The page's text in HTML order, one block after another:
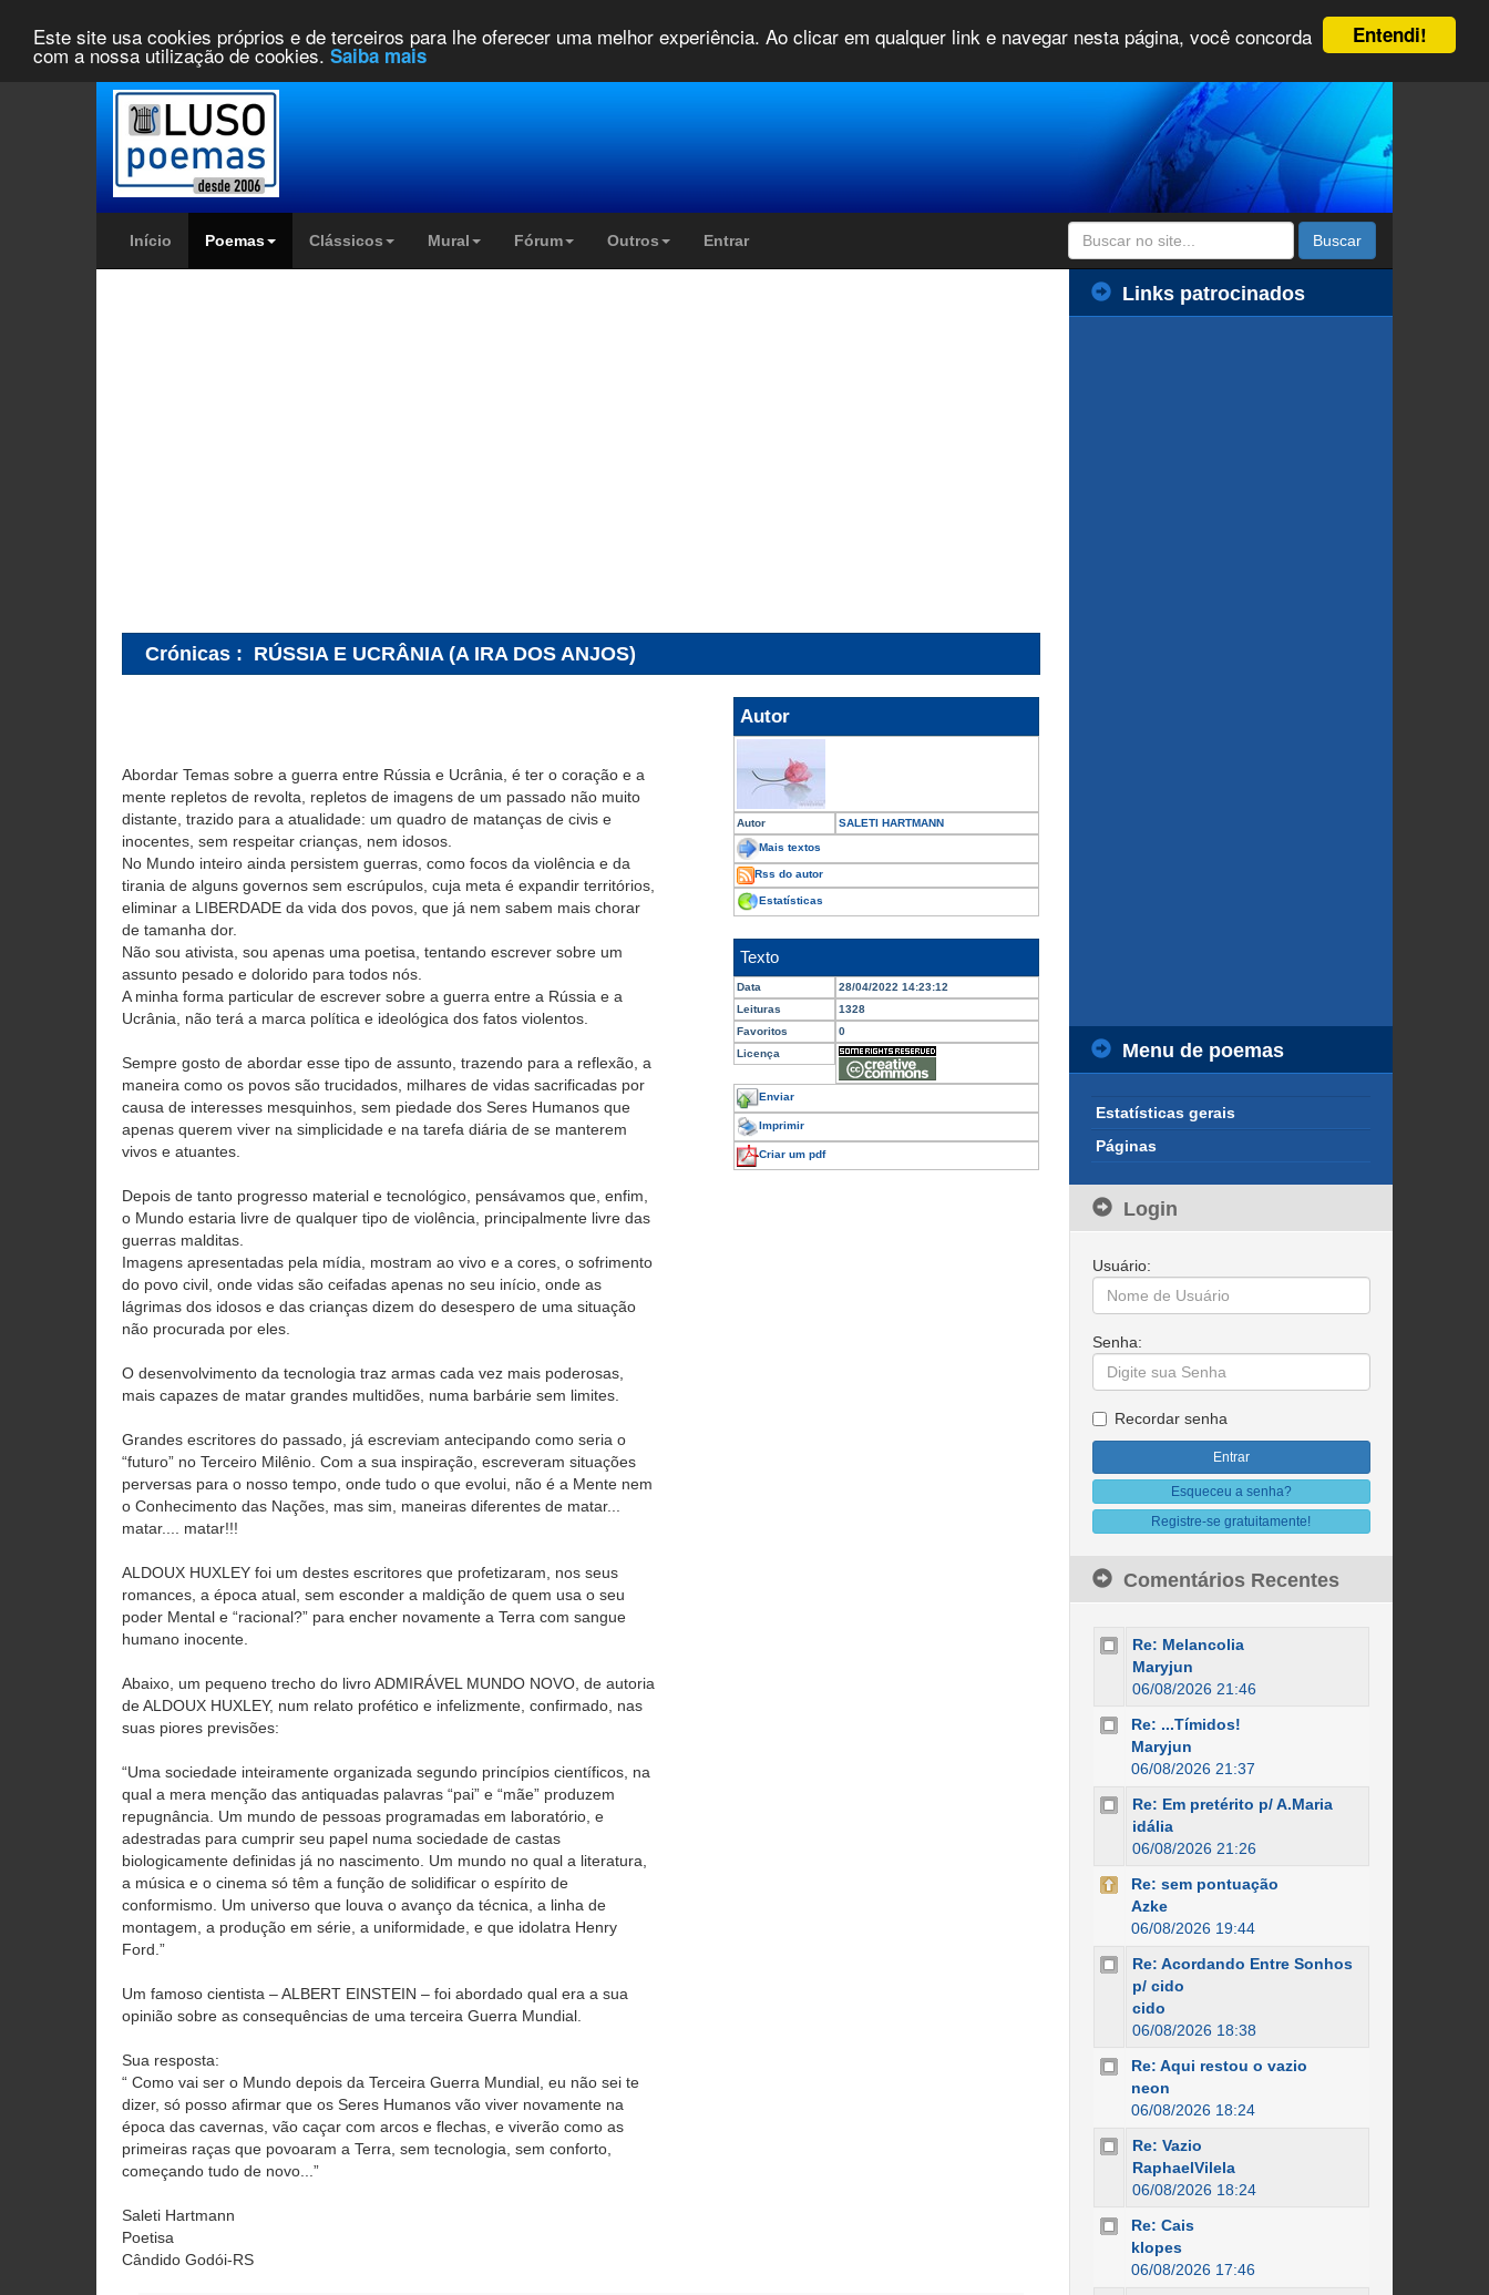
Entendi!
Este site usa cookies próprios e de terceiros para lhe oferecer uma melhor experiência. Ao clicar em qualquer link e navegar nesta página, você concorda
com a nossa utilização de cookies. Saiba mais
Início Poemas Clássicos Mural Fórum Outros Entrar Buscar
Crónicas : RÚSSIA E UCRÂNIA (A IRA DOS ANJOS)
Abordar Temas sobre a guerra entre Rússia e Ucrânia, é ter o coração e a
mente repletos de revolta, repletos de imagens de um passado não muito
distante, trazido para a atualidade: um quadro de matanças de civis e
inocentes, sem respeitar crianças, nem idosos.
No Mundo inteiro ainda persistem guerras, como focos da violência e da
tirania de alguns governos sem escrúpulos, cuja meta é expandir territórios,
eliminar a LIBERDADE da vida dos povos, que já nem sabem mais chorar
de tamanha dor.
Não sou ativista, sou apenas uma poetisa, tentando escrever sobre um
assunto pesado e dolorido para todos nós.
A minha forma particular de escrever sobre a guerra entre a Rússia e a
Ucrânia, não terá a marca política e ideológica dos fatos violentos.
Sempre gosto de abordar esse tipo de assunto, trazendo para a reflexão, a
maneira como os povos são trucidados, milhares de vidas sacrificadas por
causa de interesses mesquinhos, sem piedade dos Seres Humanos que
apenas querem viver na simplicidade e na tarefa diária de se manterem
vivos e atuantes.
Depois de tanto progresso material e tecnológico, pensávamos que, enfim,
o Mundo estaria livre de qualquer tipo de violência, principalmente livre das
guerras malditas.
Imagens apresentadas pela mídia, mostram ao vivo e a cores, o sofrimento
do povo civil, onde vidas são ceifadas apenas no seu início, onde as
lágrimas dos idosos e das crianças dizem do desespero de uma situação
não procurada por eles.
O desenvolvimento da tecnologia traz armas cada vez mais poderosas,
mais capazes de matar grandes multidões, numa barbárie sem limites.
Grandes escritores do passado, já escreviam antecipando como seria o
“futuro” no Terceiro Milênio. Com a sua inspiração, escreveram situações
perversas para o nosso tempo, onde tudo o que evolui, não é a Mente nem
o Conhecimento das Nações, mas sim, maneiras diferentes de matar...
matar.... matar!!!
ALDOUX HUXLEY foi um destes escritores que profetizaram, nos seus
romances, a época atual, sem esconder a maldição de quem usa o seu
poder Mental e “racional?” para encher novamente a Terra com sangue
humano inocente.
Abaixo, um pequeno trecho do livro ADMIRÁVEL MUNDO NOVO, de autoria
de ALDOUX HUXLEY, num relato profético e infelizmente, confirmado, nas
suas piores previsões:
“Uma sociedade inteiramente organizada segundo princípios científicos, na
qual a mera menção das antiquadas palavras “pai” e “mãe” produzem
repugnância. Um mundo de pessoas programadas em laboratório, e
adestradas para cumprir seu papel numa sociedade de castas
biologicamente definidas já no nascimento. Um mundo no qual a literatura,
a música e o cinema só têm a função de solidificar o espírito de
conformismo. Um universo que louva o avanço da técnica, a linha de
montagem, a produção em série, a uniformidade, e que idolatra Henry
Ford.”
Um famoso cientista – ALBERT EINSTEIN – foi abordado qual era a sua
opinião sobre as consequências de uma terceira Guerra Mundial.
Sua resposta:
“ Como vai ser o Mundo depois da Terceira Guerra Mundial, eu não sei te
dizer, só posso afirmar que os Seres Humanos vão viver novamente na
época das cavernas, vão caçar com arcos e flechas, e viverão como as
primeiras raças que povoaram a Terra, sem tecnologia, sem conforto,
começando tudo de novo...”
Saleti Hartmann
Poetisa
Cândido Godói-RS
Autor
Autor SALETI HARTMANN
Mais textos
Rss do autor
Estatísticas
Texto
Data
28/04/2022 14:23:12
Leituras
1328
Favoritos
0
Licença
Enviar
Imprimir
Criar um pdf
Links patrocinados
Menu de poemas
Estatísticas gerais
Páginas
Login
Usuário:
Senha:
Recordar senha
Esqueceu a senha?
Registre-se gratuitamente!
Comentários Recentes
Re: Melancolia
Maryjun
06/08/2026 21:46
Re: ...Tímidos!
Maryjun
06/08/2026 21:37
Re: Em pretérito p/ A.Maria
idália
06/08/2026 21:26
Re: sem pontuação
Azke
06/08/2026 19:44
Re: Acordando Entre Sonhos
p/ cido
cido
06/08/2026 18:38
Re: Aqui restou o vazio
neon
06/08/2026 18:24
Re: Vazio
RaphaelVilela
06/08/2026 18:24
Re: Cais
klopes
06/08/2026 17:46